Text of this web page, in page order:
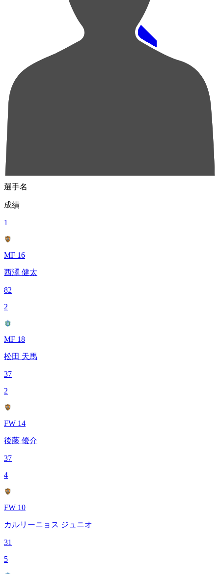
順位
選手名
成績
1
MF 16
西澤 健太
82
2
MF 18
松田 天馬
37
2
FW 14
後藤 優介
37
4
FW 10
カルリーニョス ジュニオ
31
5